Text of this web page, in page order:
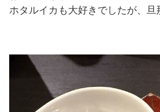
ホタルイカも大好きでしたが、旦